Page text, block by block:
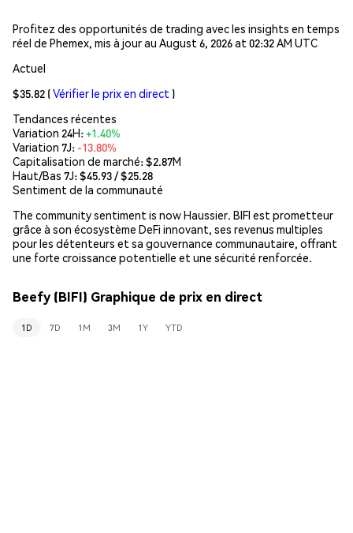
Profitez des opportunités de trading avec les insights en temps
réel de Phemex, mis à jour au August 6, 2026 at 02:32 AM UTC
Actuel
$35.82 (Vérifier le prix en direct )
Tendances récentes
Variation 24H:+1.40%
Variation 7J: -13.80%
Capitalisation de marché:$2.87M
Haut/Bas 7J: $45.93/ $25.28
Sentiment de la communauté
The community sentiment is now Haussier. BIFI est prometteur
grâce à son écosystème DeFi innovant, ses revenus multiples
pour les détenteurs et sa gouvernance communautaire, offrant
une forte croissance potentielle et une sécurité renforcée.
Beefy (BIFI) Graphique de prix en direct
1D 7D 1M 3M 1Y YTD